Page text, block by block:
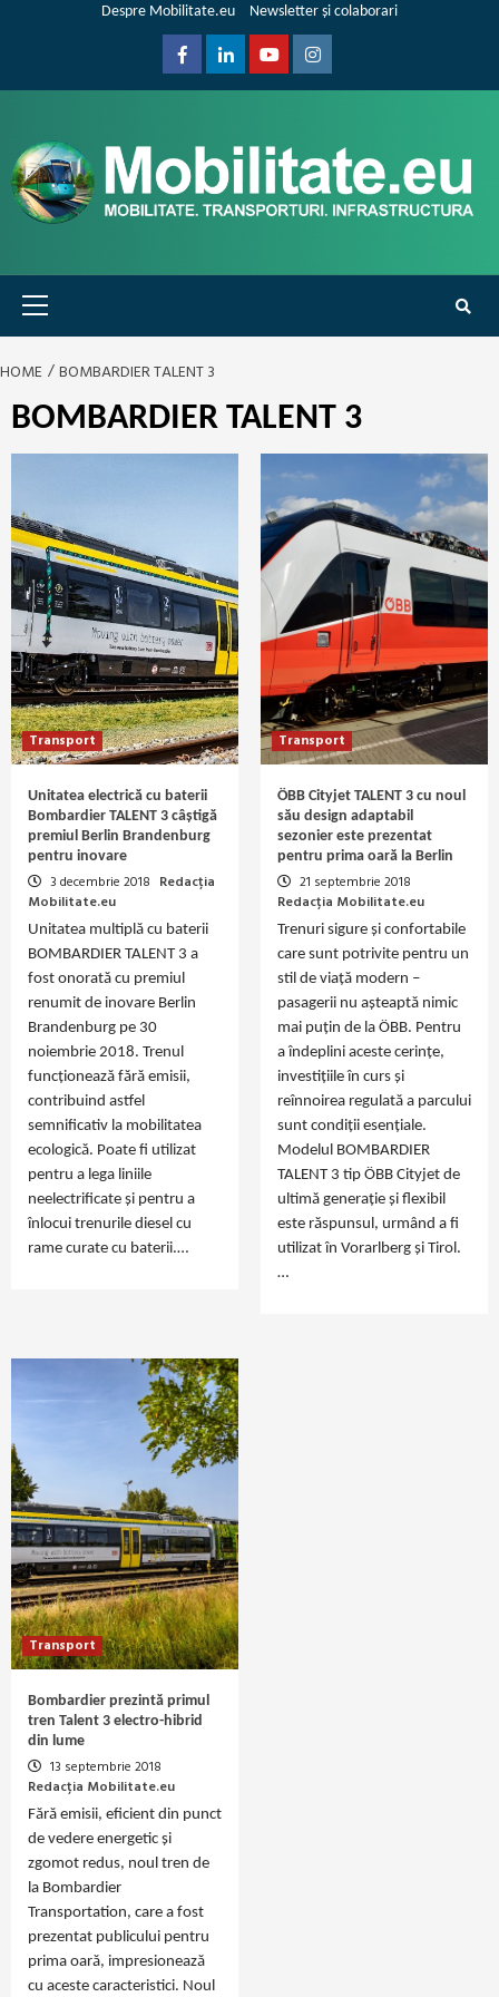
Despre Mobilitate.eu Newsletter și colaborari
FacebookLinkedinYoutubeInstagram
Primary
Menu
HOME BOMBARDIER TALENT 3
BOMBARDIER TALENT 3
Transport
Unitatea electrică cu baterii
Bombardier TALENT 3 câștigă
premiul Berlin Brandenburg
pentru inovare
3 decembrie 2018 Redacția
Mobilitate.eu
Unitatea multiplă cu baterii
BOMBARDIER TALENT 3 a
fost onorată cu premiul
renumit de inovare Berlin
Brandenburg pe 30
noiembrie 2018. Trenul
funcționează fără emisii,
contribuind astfel
semnificativ la mobilitatea
ecologică. Poate fi utilizat
pentru a lega liniile
neelectrificate și pentru a
înlocui trenurile diesel cu
rame curate cu baterii.…
Transport
ÖBB Cityjet TALENT 3 cu noul
său design adaptabil
sezonier este prezentat
pentru prima oară la Berlin
21 septembrie 2018
Redacția Mobilitate.eu
Trenuri sigure și confortabile
care sunt potrivite pentru un
stil de viață modern –
pasagerii nu așteaptă nimic
mai puțin de la ÖBB. Pentru
a îndeplini aceste cerințe,
investițiile în curs și
reînnoirea regulată a parcului
sunt condiții esențiale.
Modelul BOMBARDIER
TALENT 3 tip ÖBB Cityjet de
ultimă generație și flexibil
este răspunsul, urmând a fi
utilizat în Vorarlberg și Tirol.
…
Transport
Bombardier prezintă primul
tren Talent 3 electro-hibrid
din lume
13 septembrie 2018
Redacția Mobilitate.eu
Fără emisii, eficient din punct
de vedere energetic și
zgomot redus, noul tren de
la Bombardier
Transportation, care a fost
prezentat publicului pentru
prima oară, impresionează
cu aceste caracteristici. Noul